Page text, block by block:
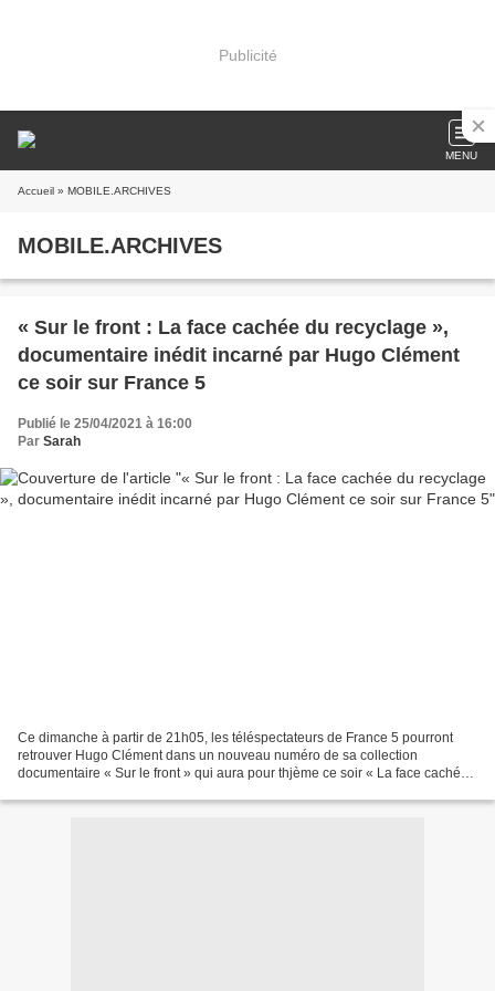
Publicité
MENU
Accueil » MOBILE.ARCHIVES
MOBILE.ARCHIVES
« Sur le front : La face cachée du recyclage »,
documentaire inédit incarné par Hugo Clément
ce soir sur France 5
Publié le 25/04/2021 à 16:00
Par Sarah
Ce dimanche à partir de 21h05, les téléspectateurs de France 5 pourront
retrouver Hugo Clément dans un nouveau numéro de sa collection
documentaire « Sur le front » qui aura pour thjème ce soir « La face cachée